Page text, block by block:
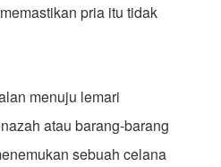
pria itu tidak
menuju lemari
atau barang-barang
sebuah celana